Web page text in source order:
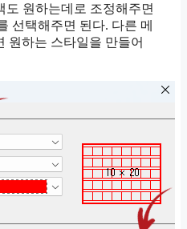
도 원하는데로 조정해주면
선택해주면 된다. 다른 메
원하는 스타일을 만들어